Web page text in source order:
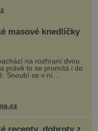
bole...
masové knedlíčky
na rozhraní dvou
právě to se promítá i do
Snoubí se v ní
chutě a díky tomu
rozhodně st...